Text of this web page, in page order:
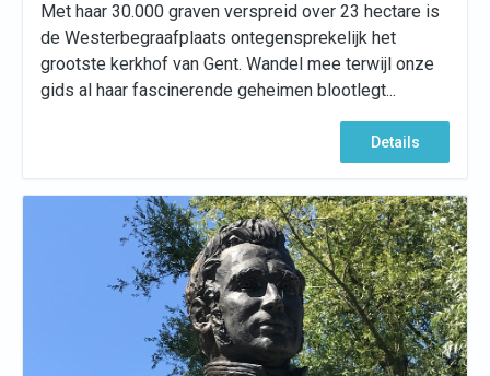
Met haar 30.000 graven verspreid over 23 hectare is
de Westerbegraafplaats ontegensprekelijk het
grootste kerkhof van Gent. Wandel mee terwijl onze
gids al haar fascinerende geheimen blootlegt...
Details